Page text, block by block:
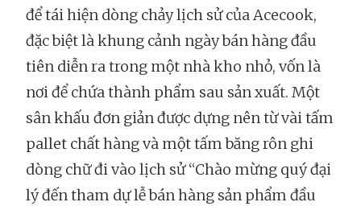
để tái hiện dòng chảy lịch sử của Acecook,
đặc biệt là khung cảnh ngày bán hàng đầu
tiên diễn ra trong một nhà kho nhỏ, vốn là
nơi để chứa thành phẩm sau sản xuất. Một
sân khấu đơn giản được dựng nên từ vài tấm
pallet chất hàng và một tấm băng rôn ghi
dòng chữ đi vào lịch sử “Chào mừng quý đại
lý đến tham dự lễ bán hàng sản phẩm đầu